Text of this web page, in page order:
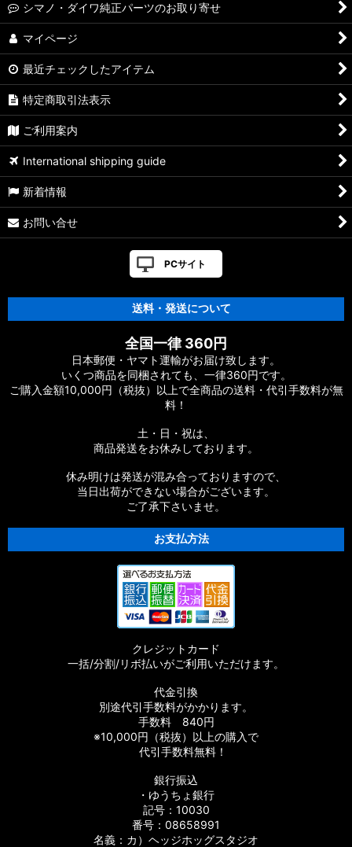
シマノ・ダイワ純正パーツのお取り寄せ
マイページ
最近チェックしたアイテム
特定商取引法表示
ご利用案内
International shipping guide
新着情報
お問い合せ
PCサイト
送料・発送について
全国一律 360円
日本郵便・ヤマト運輸がお届け致します。
いくつ商品を同梱されても、一律360円です。
ご購入金額10,000円（税抜）以上で全商品の送料・代引手数料が無
料！
土・日・祝は、
商品発送をお休みしております。
休み明けは発送が混み合っておりますので、
当日出荷ができない場合がございます。
ご了承下さいませ。
お支払方法
クレジットカード
一括/分割/リボ払いがご利用いただけます。
代金引換
別途代引手数料がかかります。
手数料 840円
※10,000円（税抜）以上の購入で
代引手数料無料！
銀行振込
・ゆうちょ銀行
記号：10030
番号：08658991
名義：カ）ヘッジホッグスタジオ